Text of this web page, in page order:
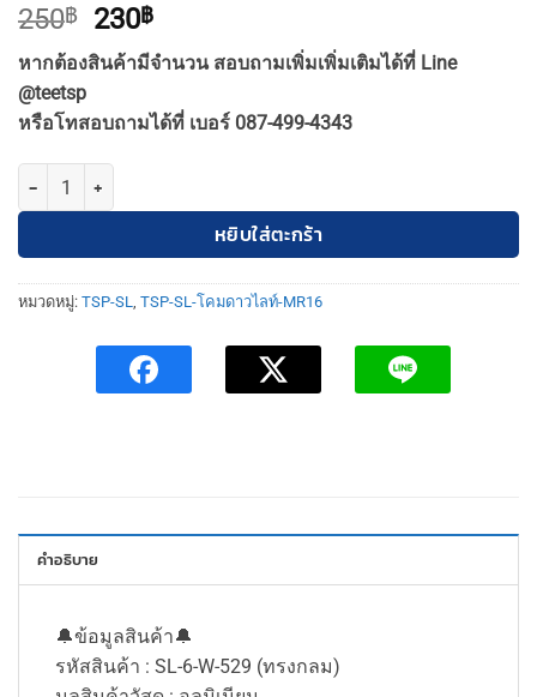
250฿
Original
price
was:
250฿.
230฿Current
price
is:
230฿.
หากต้องสินค้ามีจำนวน สอบถามเพิ่มเพิ่มเติมได้ที่ Line
@teetsp
หรือโทสอบถามได้ที่ เบอร์ 087-499-4343
จำนวน TSP-SL-6-W-529 โคมดาวไลท์ ฝังฝ้า กลม MR16 ปรับหน้าได้ สีข
หยิบใส่ตะกร้า
หมวดหมู่: TSP-SL, TSP-SL-โคมดาวไลท์-MR16
คำอธิบาย
🔔ข้อมูลสินค้า🔔
รหัสสินค้า : SL-6-W-529 (ทรงกลม)